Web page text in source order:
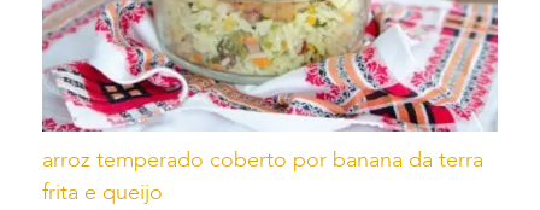
arroz temperado coberto por banana da terra
frita e queijo